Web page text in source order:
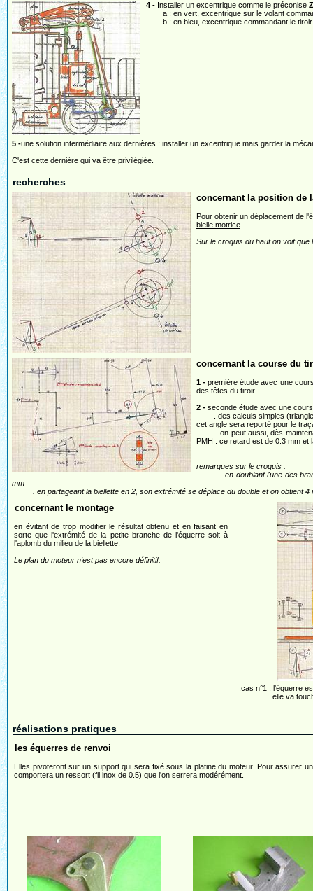
4 - Installer un excentrique comme le préconise
a : en vert, excentrique sur le volant
b : en bleu, excentrique commandant le
5 -une solution intermédiaire aux dernières : installer un excentrique mais garder la
C'est cette dernière qui va être privilégiée.
recherches
concernant la position de
Pour obtenir un déplacement de
bielle motrice
Sur le croquis du haut on voit
concernant la course du
1 - première étude avec une
des têtes du tiroir
2 - seconde étude avec une
. des calculs simples (triangles
cet angle sera reporté pour le
. on peut aussi, dès
PMH : ce retard est de 0.3 mm et
remarques sur le croquis :
. en doublant l'une des
mm
. en partageant la biellette en 2, son extrémité se déplace du double et on obtient 4
concernant le montage
en évitant de trop modifier le résultat obtenu et en faisant en
sorte que l'extrémité de la petite branche de l'équerre soit à
l'aplomb du milieu de la biellette.
Le plan du moteur n'est pas encore définitif.
:cas n°1 : l'équerre
elle va
réalisations pratiques
les équerres de renvoi
Elles pivoteront sur un support qui sera fixé sous la platine du moteur. Pour assurer
comportera un ressort (fil inox de 0.5) que l'on serrera modérément.